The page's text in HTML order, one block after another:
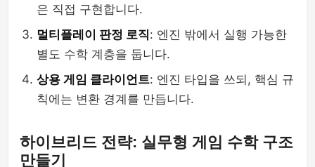
은 직접 구현합니다.
멀티플레이 판정 로직: 엔진 밖에서 실행 가능한
별도 수학 계층을 둡니다.
상용 게임 클라이언트: 엔진 타입을 쓰되, 핵심 규
칙에는 변환 경계를 만듭니다.
하이브리드 전략: 실무형 게임 수학 구조
만들기